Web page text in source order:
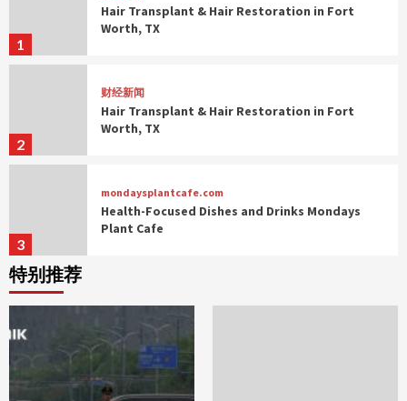
1
Hair Transplant & Hair Restoration in Fort
Worth, TX
2
财经新闻
Hair Transplant & Hair Restoration in Fort
Worth, TX
3
mondaysplantcafe.com
Health-Focused Dishes and Drinks Mondays
Plant Cafe
4
Health-Focused Dishes and Drinks Mondays
Plant Cafe
mondaysplantcafe.com
特别推荐